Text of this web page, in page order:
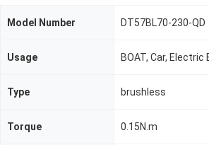
Model Number DT57BL70-230-QD
Usage
Type brushless
Torque 0.15N.m